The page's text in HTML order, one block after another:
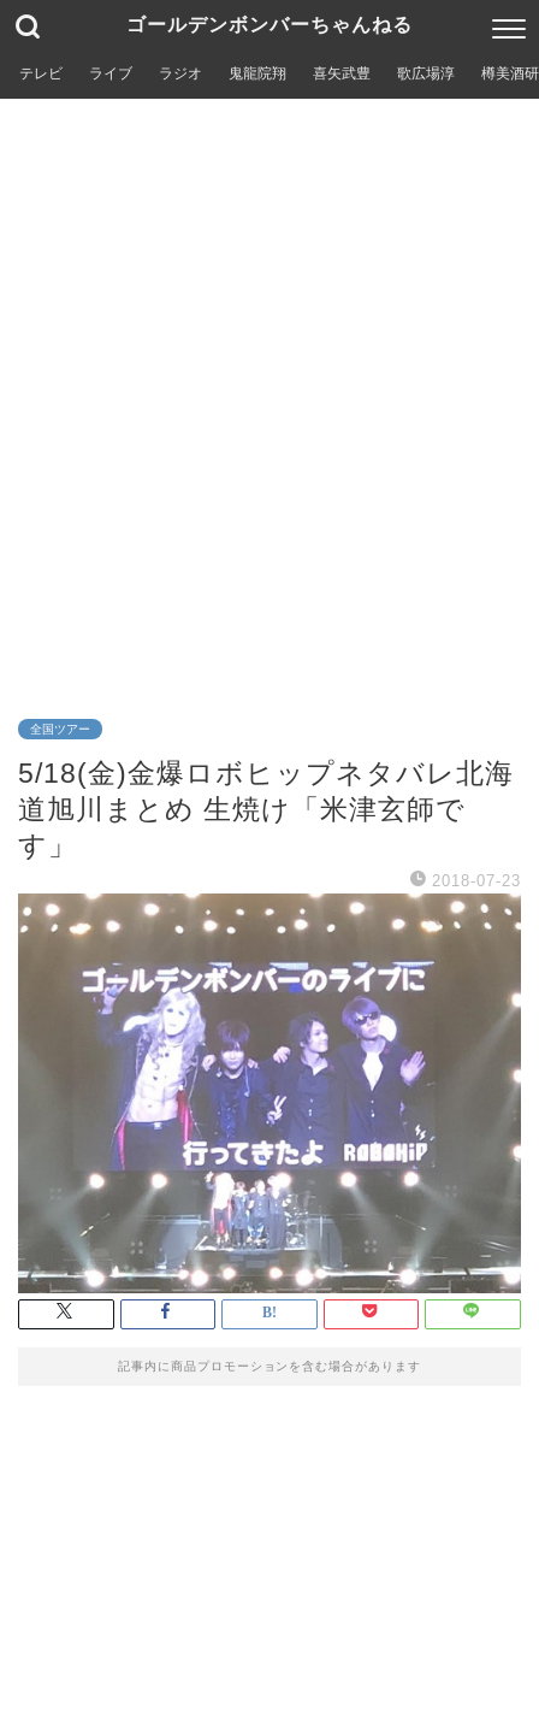
ゴールデンボンバーちゃんねる
テレビ ライブ ラジオ 鬼龍院翔 喜矢武豊 歌広場淳 樽美酒
全国ツアー
5/18(金)金爆ロボヒップネタバレ北海
道旭川まとめ 生焼け「米津玄師で
す」
2018-07-23
記事内に商品プロモーションを含む場合があります